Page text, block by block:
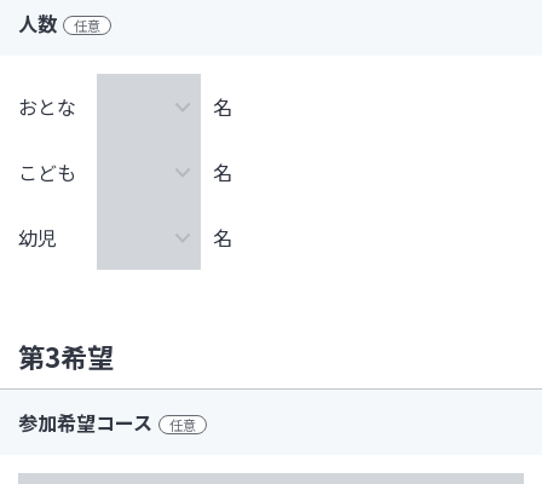
人数 任意
おとな 名
こども 名
幼児 名
第3希望
参加希望コース 任意